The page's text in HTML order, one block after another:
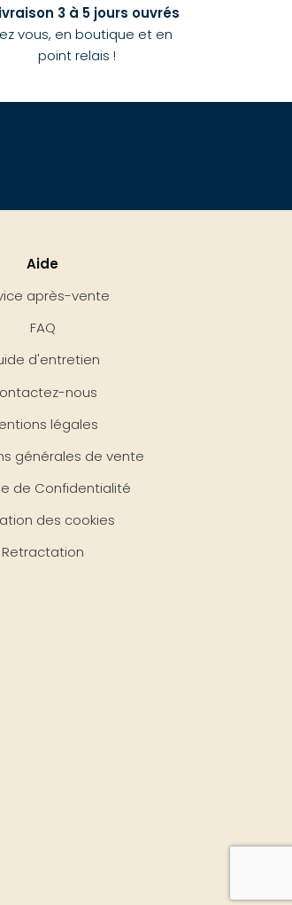
3 à 5 jours ouvrés
vous, en boutique et en
point relais !
Aide
après-vente
FAQ
d'entretien
nous
légales
générales de vente
de Confidentialité
des cookies
Retractation